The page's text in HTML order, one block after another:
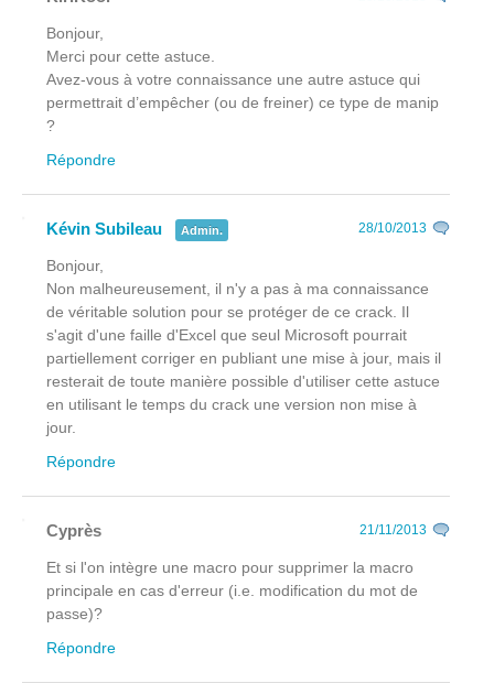
Bonjour,
Merci pour cette astuce.
Avez-vous à votre connaissance une autre astuce qui
permettrait d’empêcher (ou de freiner) ce type de manip
?
Répondre
Kévin Subileau Admin. 28/10/2013
Bonjour,
Non malheureusement, il n'y a pas à ma connaissance
de véritable solution pour se protéger de ce crack. Il
s'agit d'une faille d'Excel que seul Microsoft pourrait
partiellement corriger en publiant une mise à jour, mais il
resterait de toute manière possible d'utiliser cette astuce
en utilisant le temps du crack une version non mise à
jour.
Répondre
Cyprès 21/11/2013
Et si l'on intègre une macro pour supprimer la macro
principale en cas d'erreur (i.e. modification du mot de
passe)?
Répondre